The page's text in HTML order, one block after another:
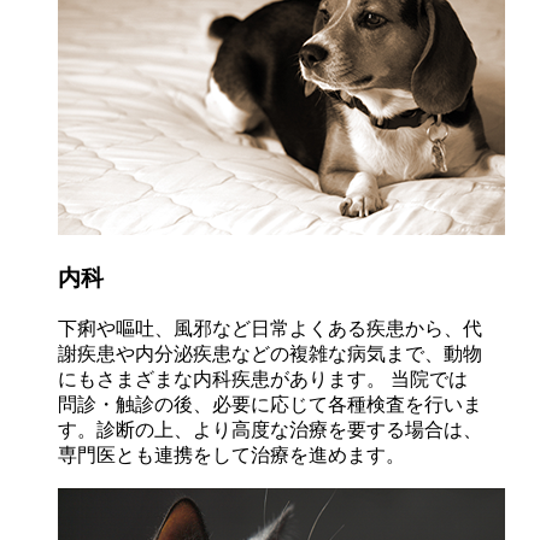
内科
下痢や嘔吐、風邪など日常よくある疾患から、代
謝疾患や内分泌疾患などの複雑な病気まで、動物
にもさまざまな内科疾患があります。 当院では
問診・触診の後、必要に応じて各種検査を行いま
す。診断の上、より高度な治療を要する場合は、
専門医とも連携をして治療を進めます。